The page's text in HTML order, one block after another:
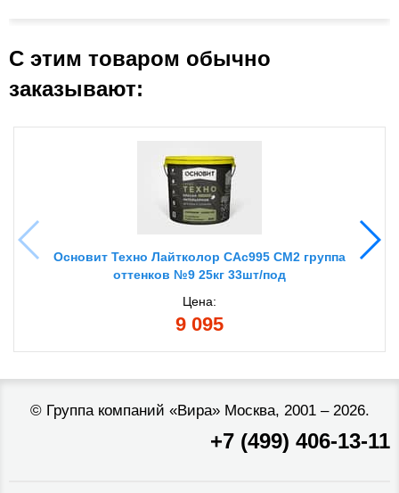
С этим товаром обычно
заказывают:
Основит Техно Лайтколор САс995 СМ2 группа
оттенков №9 25кг 33шт/под
Цена:
9 095
© Группа компаний «Вира»Москва, 2001 – 2026.
+7 (499) 406-13-11